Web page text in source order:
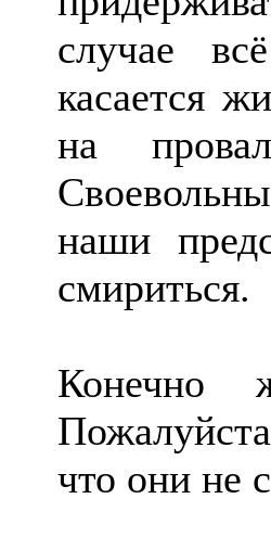
случае
касается
на
наши
смириться.
Конечно
что они не